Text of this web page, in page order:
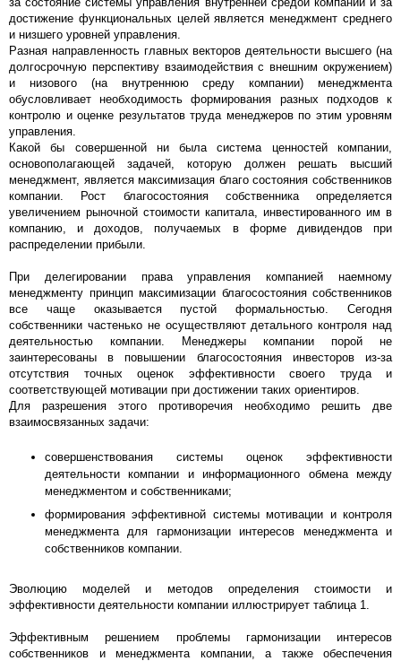
достижение функциональных целей является менеджмент среднего
и низшего уровней управления.
Разная направленность главных векторов деятельности высшего (на
долгосрочную перспективу взаимодействия с внешним окружением)
и низового (на внутреннюю среду компании) менеджмента
обусловливает необходимость формирования разных подходов к
контролю и оценке результатов труда менеджеров по этим уровням
управления.
Какой бы совершенной ни была система ценностей компании,
основополагающей задачей, которую должен решать высший
менеджмент, является максимизация благо состояния собственников
компании. Рост благосостояния собственника определяется
увеличением рыночной стоимости капитала, инвестированного им в
компанию, и доходов, получаемых в форме дивидендов при
распределении прибыли.
При делегировании права управления компанией наемному
менеджменту принцип максимизации благосостояния собственников
все чаще оказывается пустой формальностью. Сегодня
собственники частенько не осуществляют детального контроля над
деятельностью компании. Менеджеры компании порой не
заинтересованы в повышении благосостояния инвесторов из-за
отсутствия точных оценок эффективности своего труда и
соответствующей мотивации при достижении таких ориентиров.
Для разрешения этого противоречия необходимо решить две
взаимосвязанных задачи:
совершенствования системы оценок эффективности
деятельности компании и информационного обмена между
менеджментом и собственниками;
формирования эффективной системы мотивации и контроля
менеджмента для гармонизации интересов менеджмента и
собственников компании.
Эволюцию моделей и методов определения стоимости и
эффективности деятельности компании иллюстрирует таблица 1.
Эффективным решением проблемы гармонизации интересов
собственников и менеджмента компании, а также обеспечения